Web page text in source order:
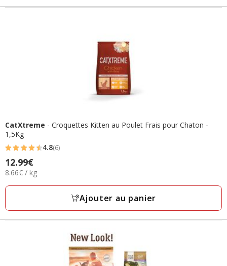
CatXtreme - Croquettes Kitten au Poulet Frais pour Chaton -
1,5Kg
4.8
étoiles
avec
6
4.8(6)
Prix
12.99€
12.99€
8.66€
Kg
8.66€ / kg
Ajouter au panier